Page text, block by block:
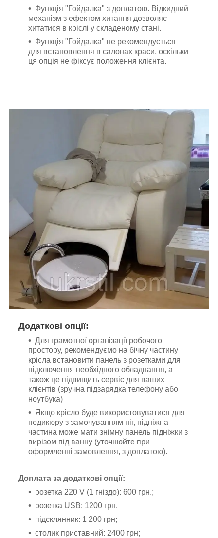
Функція "Гойдалка" з доплатою. Відкидний
механізм з ефектом хитання дозволяє
хитатися в кріслі у складеному стані.
Функція "Гойдалка" не рекомендується
для встановлення в салонах краси, оскільки
ця опція не фіксує положення клієнта.
Додаткові опції:
Для грамотної організації робочого
простору, рекомендуємо на бічну частину
крісла встановити панель з розетками для
підключення необхідного обладнання, а
також це підвищить сервіс для ваших
клієнтів (зручна підзарядка телефону або
ноутбука)
Якщо крісло буде використовуватися для
педикюру з замочуванням ніг, підніжна
частина може мати знімну панель підніжки з
вирізом під ванну (уточнюйте при
оформленні замовлення, з доплатою).
Доплата за додаткові опції:
розетка 220 V (1 гніздо): 600 грн.;
розетка USB: 1200 грн.
підсклянник: 1 200 грн;
столик приставний: 2400 грн;